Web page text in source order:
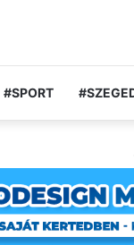
#SPORT